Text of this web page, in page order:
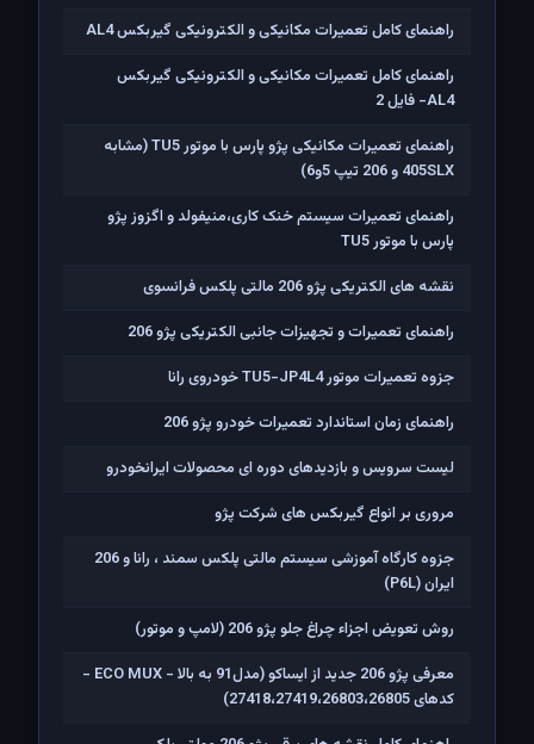
راهنمای کامل تعمیرات مکانیکی و الکترونیکی گیربکس AL4
راهنمای کامل تعمیرات مکانیکی و الکترونیکی گیربکس
AL4- فایل 2
راهنمای تعمیرات مکانیکی پژو پارس با موتور TU5 (مشابه
405SLX و 206 تیپ 5و6)
راهنمای تعمیرات سیستم خنک کاری،منیفولد و اگزوز پژو
پارس با موتور TU5
نقشه های الکتریکی پژو 206 مالتی پلکس فرانسوی
راهنمای تعمیرات و تجهیزات جانبی الکتریکی پژو 206
جزوه تعمیرات موتور TU5-JP4L4 خودروی رانا
راهنمای زمان استاندارد تعمیرات خودرو پژو 206
لیست سرویس و بازدیدهای دوره ای محصولات ایرانخودرو
مروری بر انواع گیربکس های شرکت پژو
جزوه کارگاه آموزشی سیستم مالتی پلکس سمند ، رانا و 206
ايران (P6L)
روش تعویض اجزاء چراغ جلو پژو 206 (لامپ و موتور)
معرفی پژو 206 جدید از ایساکو (مدل91 به بالا - ECO MUX -
کدهای 27418،27419،26803،26805)